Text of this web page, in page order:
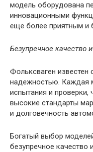
модель оборудована
инновационными
еще более приятным и
Безупречное качество
Фольксваген
надежностью. Каждая
испытания и
высокие стандарты
и долговечность
Богатый выбор
безупречное